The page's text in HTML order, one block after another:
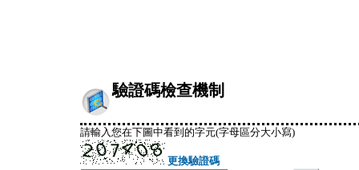
驗證碼檢查機制
請輸入您在下圖中看到的字元(字母區分大小寫)
更換驗證碼